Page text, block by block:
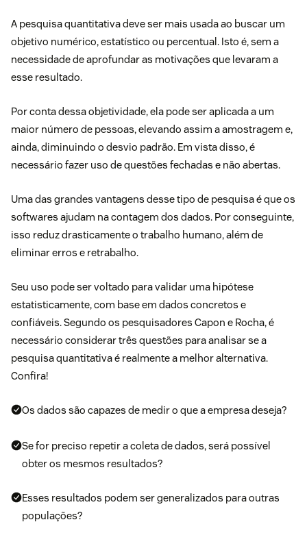
A pesquisa quantitativa deve ser mais usada ao buscar um
objetivo numérico, estatístico ou percentual. Isto é, sem a
necessidade de aprofundar as motivações que levaram a
esse resultado.
Por conta dessa objetividade, ela pode ser aplicada a um
maior número de pessoas, elevando assim a amostragem e,
ainda, diminuindo o desvio padrão. Em vista disso, é
necessário fazer uso de questões fechadas e não abertas.
Uma das grandes vantagens desse tipo de pesquisa é que os
softwares ajudam na contagem dos dados. Por conseguinte,
isso reduz drasticamente o trabalho humano, além de
eliminar erros e retrabalho.
Seu uso pode ser voltado para validar uma hipótese
estatisticamente, com base em dados concretos e
confiáveis. Segundo os pesquisadores Capon e Rocha, é
necessário considerar três questões para analisar se a
pesquisa quantitativa é realmente a melhor alternativa.
Confira!
Os dados são capazes de medir o que a empresa deseja?
Se for preciso repetir a coleta de dados, será possível
obter os mesmos resultados?
Esses resultados podem ser generalizados para outras
populações?